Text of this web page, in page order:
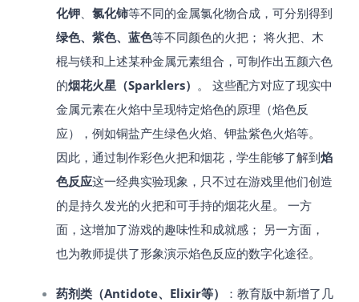
化钾、 氯化铈等不同的金属氯化物合成，可分别得到
绿色、紫色、蓝色等不同颜色的火把​； 将火把、木
棍与镁和上述某种金属元素组合，可制作出五颜六色
的烟花火星（Sparklers） ​。 这些配方对应了现实中
金属元素在火焰中呈现特定焰色的原理（焰色反
应），例如铜盐产生绿色火焰、钾盐紫色火焰等。
因此，通过制作彩色火把和烟花，学生能够了解到焰
色反应这一经典实验现象，只不过在游戏里他们创造
的是持久发光的火把和可手持的烟花火星。 一方
面，这增加了游戏的趣味性和成就感； 另一方面，
也为教师提供了形象演示焰色反应的数字化途径。
药剂类（Antidote、Elixir等）
：教育版中新增了几